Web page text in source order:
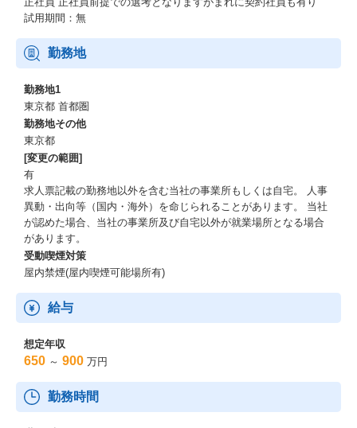
試用期間：無
勤務地
勤務地1
東京都 首都圏
勤務地その他
東京都
[変更の範囲]
有
求人票記載の勤務地以外を含む当社の事業所もしくは自宅。 人事
異動・出向等（国内・海外）を命じられることがあります。 当社
が認めた場合、当社の事業所及び自宅以外が就業場所となる場合
があります。
受動喫煙対策
屋内禁煙(屋内喫煙可能場所有)
給与
想定年収
650 ～ 900 万円
勤務時間